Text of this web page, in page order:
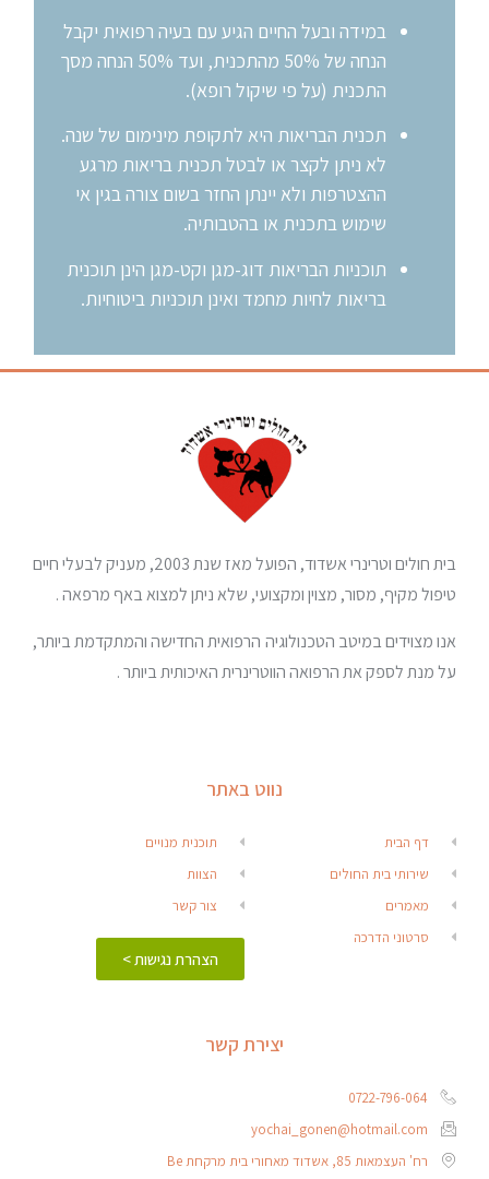
במידה ובעל החיים הגיע עם בעיה רפואית יקבל
הנחה של 50% מהתכנית, ועד 50% הנחה מסך
התכנית (על פי שיקול רופא).
תכנית הבריאות היא לתקופת מינימום של שנה.
לא ניתן לקצר או לבטל תכנית בריאות מרגע
ההצטרפות ולא יינתן החזר בשום צורה בגין אי
שימוש בתכנית או בהטבותיה.
תוכניות הבריאות דוג-מגן וקט-מגן הינן תוכנית
בריאות לחיות מחמד ואינן תוכניות ביטוחיות.
בית חולים וטרינרי אשדוד, הפועל מאז שנת 2003, מעניק לבעלי חיים
טיפול מקיף, מסור, מצוין ומקצועי, שלא ניתן למצוא באף מרפאה .
אנו מצוידים במיטב הטכנולוגיה הרפואית החדישה והמתקדמת ביותר,
על מנת לספק את הרפואה הווטרינרית האיכותית ביותר .
נווט באתר
דף הבית
שירותי בית החולים
מאמרים
סרטוני הדרכה
תוכנית מנויים
הצוות
צור קשר
הצהרת נגישות >
יצירת קשר
0722-796-064
yochai_gonen@hotmail.com
רח' העצמאות 85, אשדוד מאחורי בית מרקחת Be